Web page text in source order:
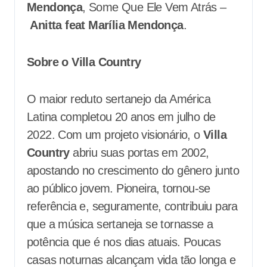
Mendonça, Some Que Ele Vem Atrás –
Anitta feat Marília Mendonça.
Sobre o Villa Country
O maior reduto sertanejo da América
Latina completou 20 anos em julho de
2022. Com um projeto visionário, o Villa
Countryabriu suas portas em 2002,
apostando no crescimento do gênero junto
ao público jovem. Pioneira, tornou-se
referência e, seguramente, contribuiu para
que a música sertaneja se tornasse a
potência que é nos dias atuais. Poucas
casas noturnas alcançam vida tão longa e